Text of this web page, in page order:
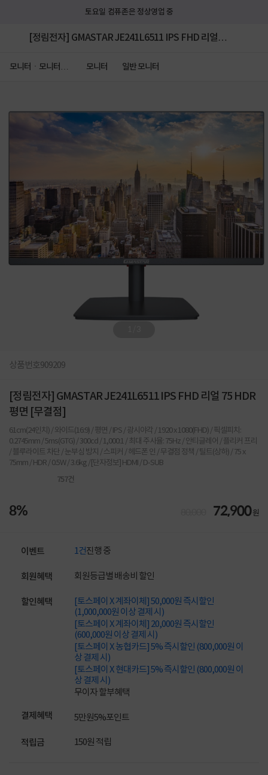
토요일 컴퓨존은 정상영업 중
[정림전자] GMASTAR JE241L6511 IPS FHD 리얼
모니터ㆍ모니터주
모니터 일반 모니터
상품번호909209
[정림전자] GMASTAR JE241L6511 IPS FHD 리얼 75 HDR
평면 [무결점]
61cm(24인치) / 와이드(16:9) / 평면 / IPS / 광시야각 / 1920 x 1080(FHD) / 픽셀피치:
0.2745mm / 5ms(GTG) / 300cd / 1,000:1 / 최대 주사율: 75Hz / 안티글레어 / 플리커 프리
/ 블루라이트 차단 / 눈부심 방지 / 스피커 / 헤드폰 인 / 무결점 정책 / 틸트(상하) / 75 x
75mm / HDR / 0.5W / 3.6kg /[단자정보] HDMI / D-SUB
757건
8% 72,900원
이벤트 1건진행 중
회원혜택 회원등급별 배송비 할인
할인혜택
[토스페이 X 계좌이체] 50,000원 즉시할인
(1,000,000원 이상 결제 시)
[토스페이 X 계좌이체] 20,000원 즉시할인
(600,000원 이상 결제 시)
[토스페이 X 농협카드] 5% 즉시할인 (800,000원 이
상 결제 시)
[토스페이 X 현대카드] 5% 즉시할인 (800,000원 이
상 결제 시)
무이자 할부혜택
결제혜택 5만원5%포인트
적립금 150원 적립